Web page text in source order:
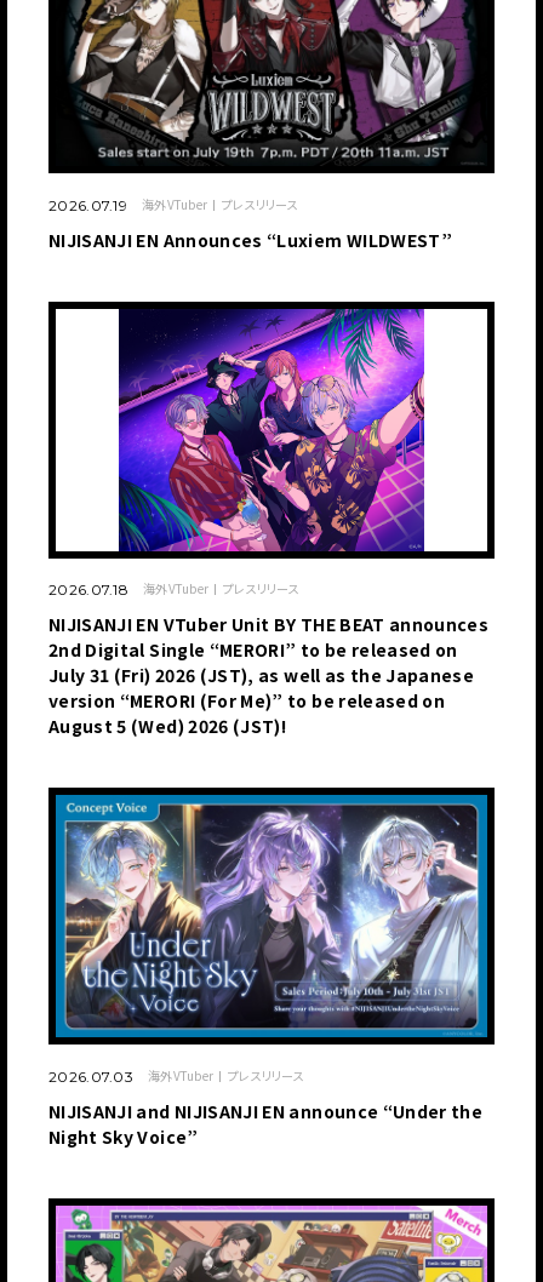
2026.07.19 海外VTuber プレスリリース
NIJISANJI EN Announces “Luxiem WILDWEST”
2026.07.18 海外VTuber プレスリリース
NIJISANJI EN VTuber Unit BY THE BEAT announces
2nd Digital Single “MERORI” to be released on
July 31 (Fri) 2026 (JST), as well as the Japanese
version “MERORI (For Me)” to be released on
August 5 (Wed) 2026 (JST)!
2026.07.03 海外VTuber プレスリリース
NIJISANJI and NIJISANJI EN announce “Under the
Night Sky Voice”